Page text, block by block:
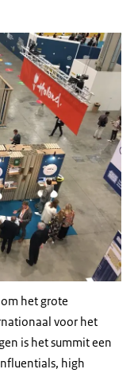
het grote
voor het
is het summit een
high